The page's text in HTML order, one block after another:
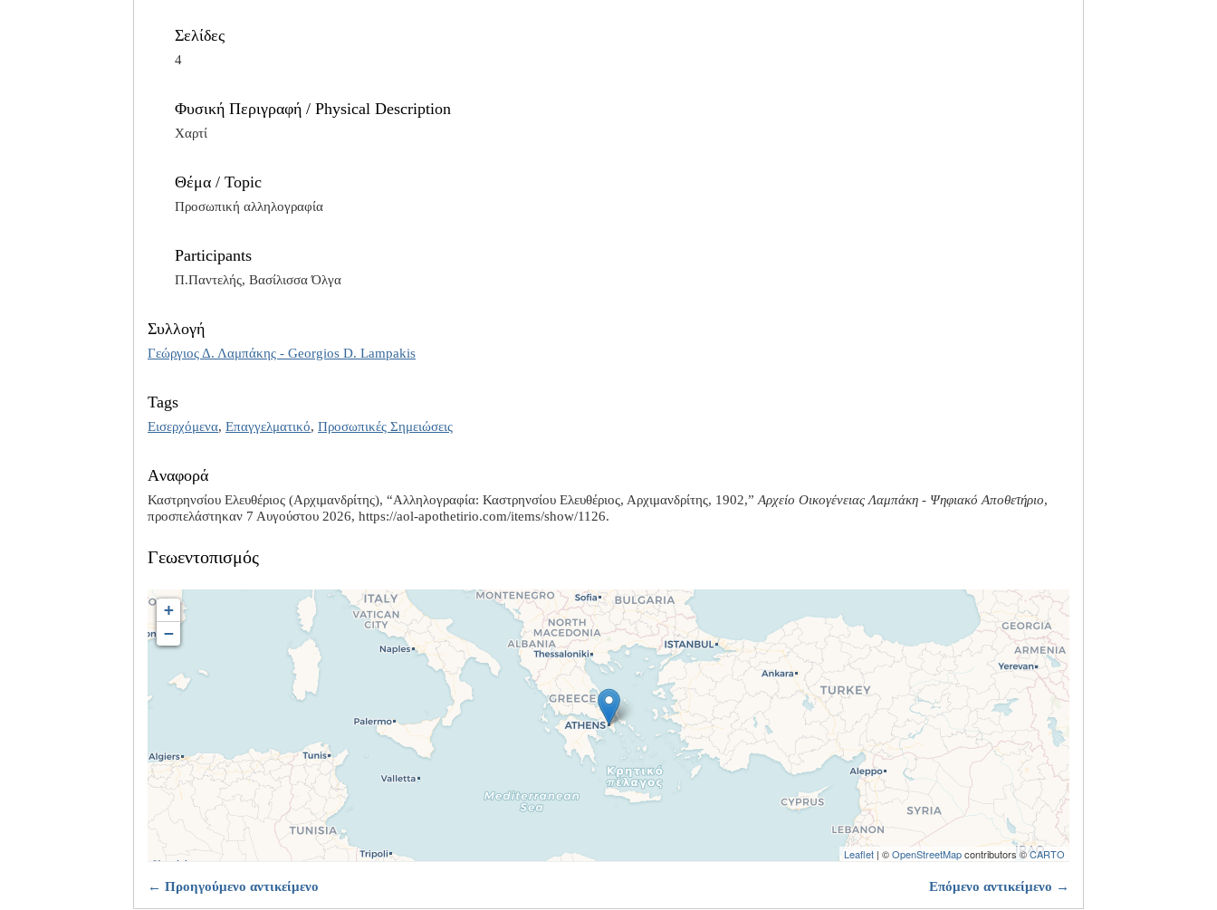
Σελίδες
4
Φυσική Περιγραφή / Physical Description
Χαρτί
Θέμα / Topic
Προσωπική αλληλογραφία
Participants
Π.Παντελής, Βασίλισσα Όλγα
Συλλογή
Γεώργιος Δ. Λαμπάκης - Georgios D. Lampakis
Tags
Εισερχόμενα, Επαγγελματικό, Προσωπικές Σημειώσεις
Aναφορά
Καστρηνσίου Ελευθέριος (Αρχιμανδρίτης), “Αλληλογραφία: Καστρηνσίου Ελευθέριος, Αρχιμανδρίτης, 1902,” Αρχείο Οικογένειας Λαμπάκη - Ψηφιακό Αποθετήριο,
προσπελάστηκαν 7 Αυγούστου 2026, https://aol-apothetirio.com/items/show/1126.
Γεωεντοπισμός
+
−
Leaflet | ©OpenStreetMapcontributors ©CARTO
← Προηγούμενο αντικείμενο Επόμενο αντικείμενο →